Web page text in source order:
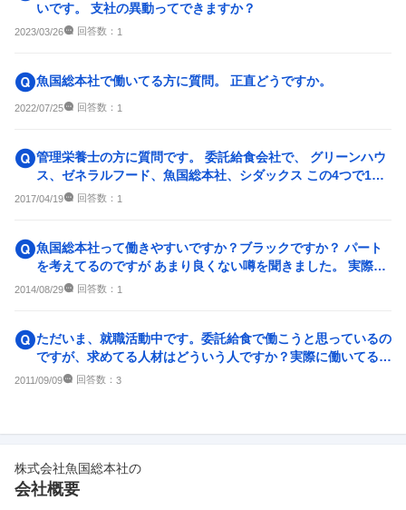
いです。 支社の異動ってできますか？
2023/03/26 回答数： 1
魚国総本社で働いてる方に質問。 正直どうですか。
2022/07/25 回答数： 1
管理栄養士の方に質問です。 委託給食会社で、 グリーンハウ
ス、ゼネラルフード、魚国総本社、シダックス この4つで1番
ブラックだと思うと...
2017/04/19 回答数： 1
魚国総本社って働きやすいですか？ブラックですか？ パート
を考えてるのですが あまり良くない噂を聞きました。 実際働
いていた方、どんな感...
2014/08/29 回答数： 1
ただいま、就職活動中です。委託給食で働こうと思っているの
ですが、求めてる人材はどういう人ですか？実際に働いてる
方、お願いしますっ！！
2011/09/09 回答数： 3
株式会社魚国総本社の
会社概要